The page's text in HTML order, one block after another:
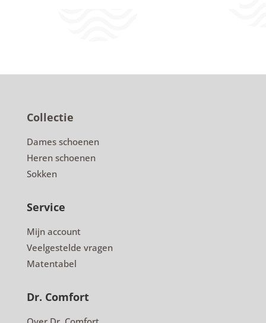
Collectie
Dames schoenen
Heren schoenen
Sokken
Service
Mijn account
Veelgestelde vragen
Matentabel
Dr. Comfort